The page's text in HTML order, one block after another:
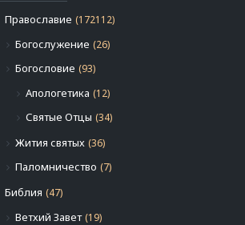
Православие (172112)
Богослужение (26)
Богословие (93)
Апологетика (12)
Святые Отцы (34)
Жития святых (36)
Паломничество (7)
Библия (47)
Ветхий Завет (19)